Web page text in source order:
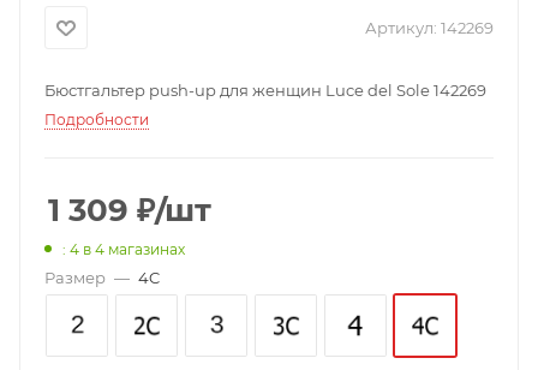
Артикул: 142269
Бюстгальтер push-up для женщин Luce del Sole 142269
Подробности
1 309 ₽/шт
: 4 в 4 магазинах
Размер — 4C